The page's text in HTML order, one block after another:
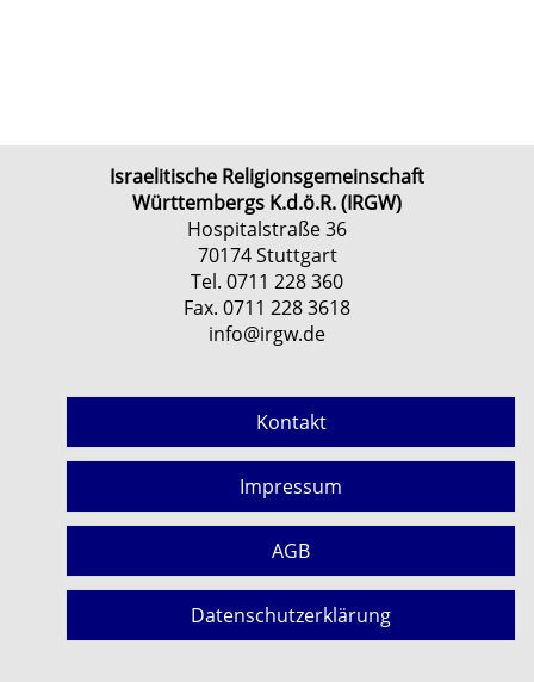
Israelitische Religionsgemeinschaft
Württembergs K.d.ö.R. (IRGW)
Hospitalstraße 36
70174 Stuttgart
Tel. 0711 228 360
Fax. 0711 228 3618
info@irgw.de
Kontakt
Impressum
AGB
Datenschutzerklärung